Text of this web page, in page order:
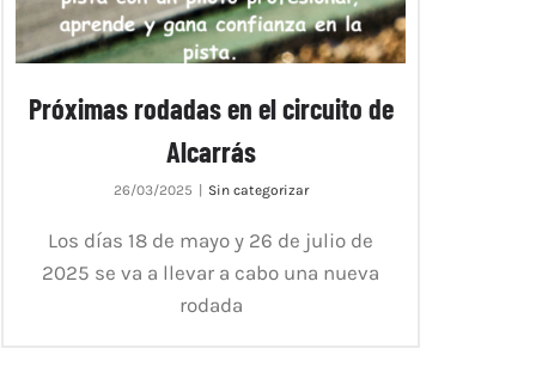
Próximas rodadas en el circuito de
Alcarrás
26/03/2025 | Sin categorizar
Los días 18 de mayo y 26 de julio de
2025 se va a llevar a cabo una nueva
rodada